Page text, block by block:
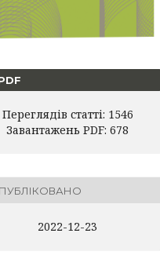
Переглядів статті: 1546
Завантажень PDF: 678
2022-12-23